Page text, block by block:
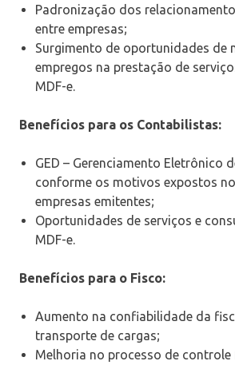
Padronização dos
entre empresas;
Surgimento de oportunidades de
empregos na prestação de
MDF-e.
Benefícios para os Contabilistas:
GED – Gerenciamento Eletrônico
conforme os motivos expostos
empresas emitentes;
Oportunidades de serviços e
MDF-e.
Benefícios para o Fisco:
Aumento na confiabilidade da
transporte de cargas;
Melhoria no processo de controle